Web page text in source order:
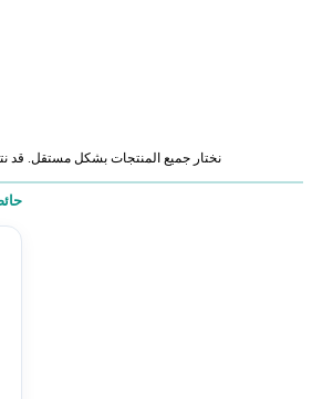
نختار جميع المنتجات بشكل مستقل. قد